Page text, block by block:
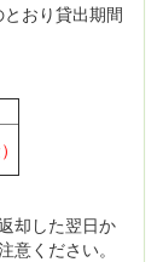
おり貸出期間
却した翌日か
意ください。